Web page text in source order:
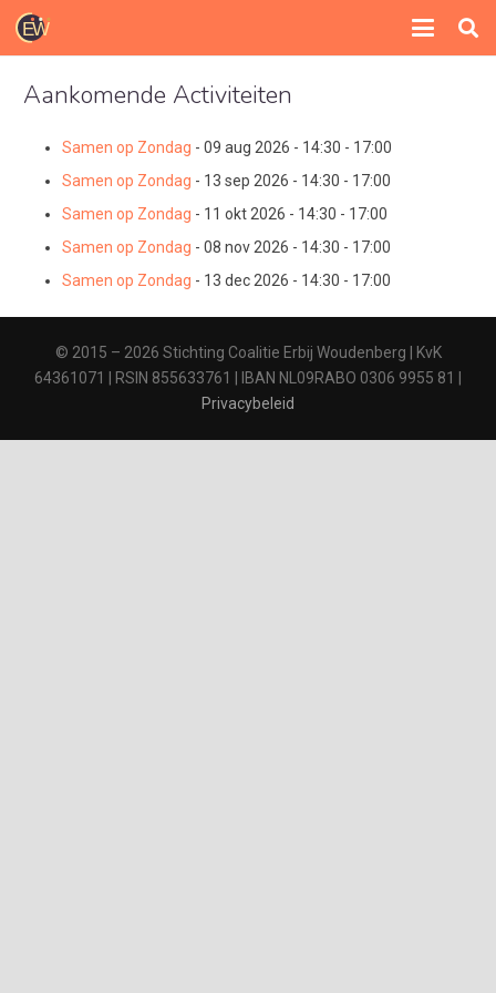
Aankomende Activiteiten
Samen op Zondag - 09 aug 2026 - 14:30 - 17:00
Samen op Zondag - 13 sep 2026 - 14:30 - 17:00
Samen op Zondag - 11 okt 2026 - 14:30 - 17:00
Samen op Zondag - 08 nov 2026 - 14:30 - 17:00
Samen op Zondag - 13 dec 2026 - 14:30 - 17:00
© 2015 – 2026 Stichting Coalitie Erbij Woudenberg | KvK
64361071 | RSIN 855633761 | IBAN NL09RABO 0306 9955 81 |
Privacybeleid